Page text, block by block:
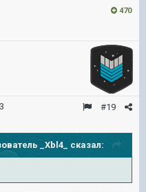
470
#19
_Xbl4_ сказал: